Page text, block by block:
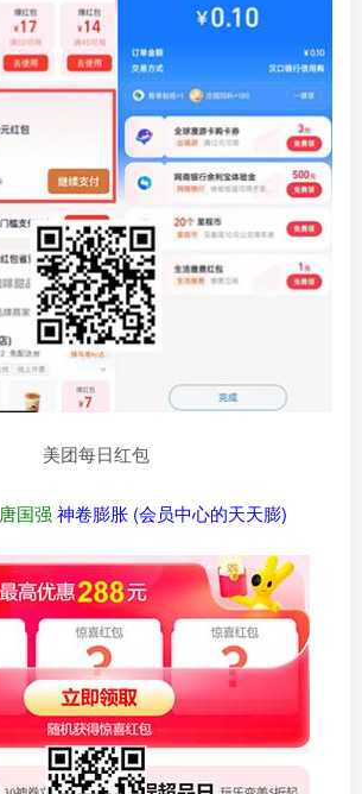
美团每日红包
唐国强 神卷膨胀 (会员中心的天天膨)